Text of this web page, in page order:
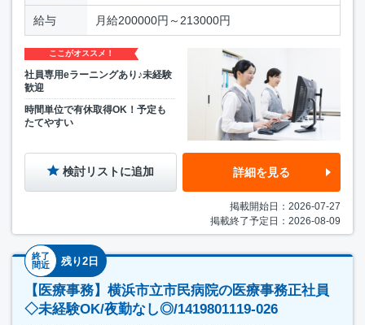
給与 月給200000円～213000円
ここがオススメ！
社員専用eラーニングあり♪未経験
歓迎
時間単位で有休取得OK！予定も
たてやすい
検討リストに追加 詳細を見る
掲載開始日：2026-07-27
掲載終了予定日：2026-08-09
終了
間近
残り2日
【医療事務】横浜市立市民病院の医療事務正社員
◇未経験OK/夜勤なし◎/1419801119-026